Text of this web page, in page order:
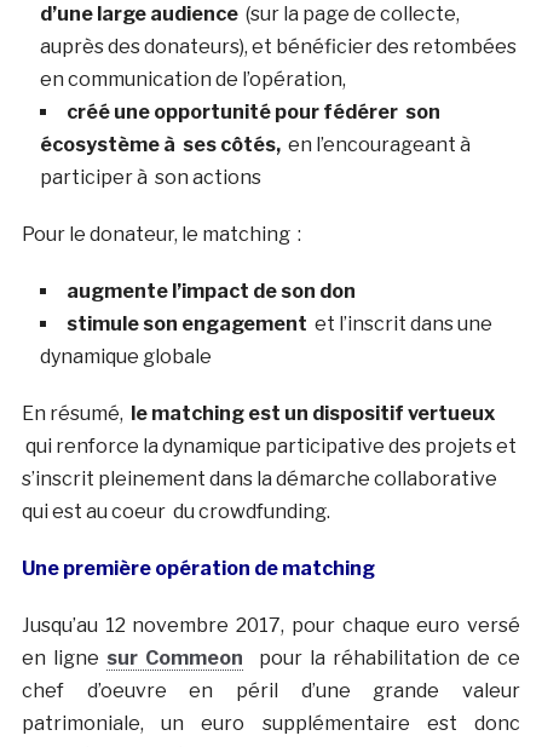
d’une large audience(sur la page de collecte,
auprès des donateurs), et bénéficier des retombées
en communication de l’opération,
créé une opportunité pour fédérer son
écosystème à ses côtés, en l’encourageant à
participer à son actions
Pour le donateur, le matching :
augmente l’impact de son don
stimule son engagement et l’inscrit dans une
dynamique globale
En résumé, le matching est un dispositif vertueux
qui renforce la dynamique participative des projets et
s’inscrit pleinement dans la démarche collaborative
qui est au coeur du crowdfunding.
Une première opération de matching
Jusqu’au 12 novembre 2017, pour chaque euro versé
en ligne sur Commeon pour la réhabilitation de ce
chef d’oeuvre en péril d’une grande valeur
patrimoniale, un euro supplémentaire est donc